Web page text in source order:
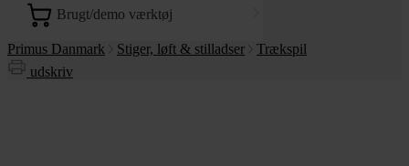
brugt/demo værktøj
Primus Danmark Stiger, løft & stilladser
Trækspil
udskriv